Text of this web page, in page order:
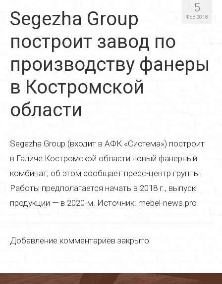
Технологии
Материалы
Услуги
Реставрация дверей
Реставрация стульев
Реставрация стола
Реставрация кухонной мебели
Реставрация старой мебели
Реставрация мягкой мебели
Реставрация часов
5
ФЕВ 2018
Segezha Group
построит завод по
производству фанеры
в Костромской
области
Segezha Group (входит в АФК «Система») построит
в Галиче Костромской области новый фанерный
комбинат, об этом сообщает пресс-центр группы.
Работы предполагается начать в 2018 г., выпуск
продукции — в 2020-м. Источник: mebel-news.pro
Добавление комментариев закрыто.